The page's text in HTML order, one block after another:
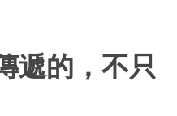
遞的，不只